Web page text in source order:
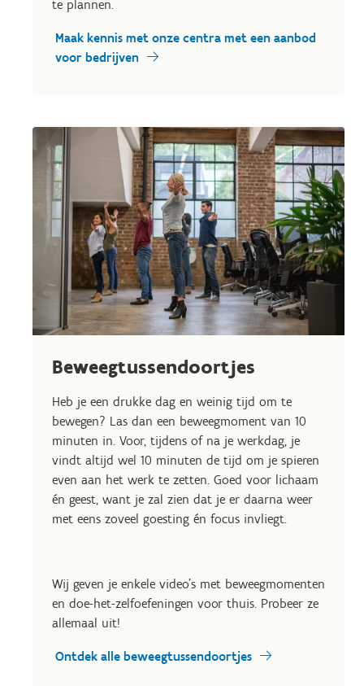
te plannen.
Maak kennis met onze centra met een aanbod
voor bedrijven
Beweegtussendoortjes
Heb je een drukke dag en weinig tijd om te
bewegen? Las dan een beweegmoment van 10
minuten in. Voor, tijdens of na je werkdag, je
vindt altijd wel 10 minuten de tijd om je spieren
even aan het werk te zetten. Goed voor lichaam
én geest, want je zal zien dat je er daarna weer
met eens zoveel goesting én focus invliegt.
Wij geven je enkele video's met beweegmomenten
en doe-het-zelfoefeningen voor thuis. Probeer ze
allemaal uit!
Ontdek alle beweegtussendoortjes